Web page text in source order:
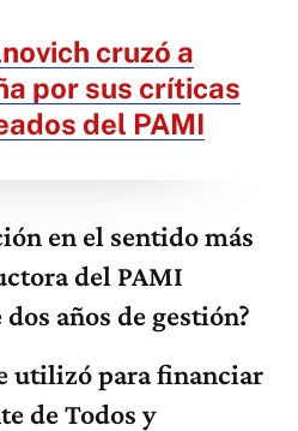
cruzó a
por sus críticas
del PAMI
en el sentido más
del PAMI
años de gestión?
utilizó para financiar
de Todos y